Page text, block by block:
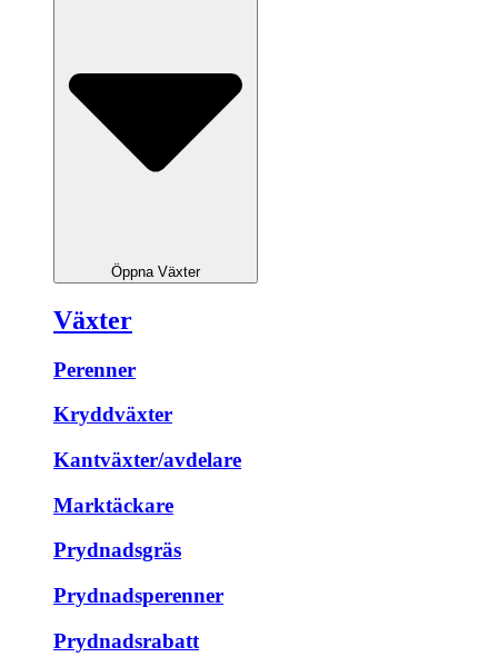
Öppna Växter
Växter
Perenner
Kryddväxter
Kantväxter/avdelare
Marktäckare
Prydnadsgräs
Prydnadsperenner
Prydnadsrabatt